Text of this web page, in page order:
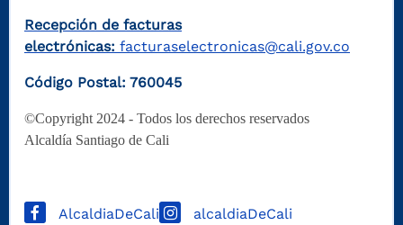
Recepción de facturas
electrónicas: facturaselectronicas@cali.gov.co
Código Postal: 760045
©Copyright 2024 - Todos los derechos reservados
Alcaldía Santiago de Cali
AlcaldiaDeCali alcaldiaDeCali